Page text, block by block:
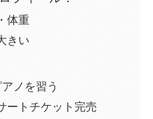
体重
きい
ノを習う
ートチケット完売